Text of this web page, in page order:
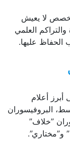
تخصص لا يعيش
العلمي
الحفاظ عليها.
أعلام
البروفيسوران
”خلاف”
و”مختاري”.